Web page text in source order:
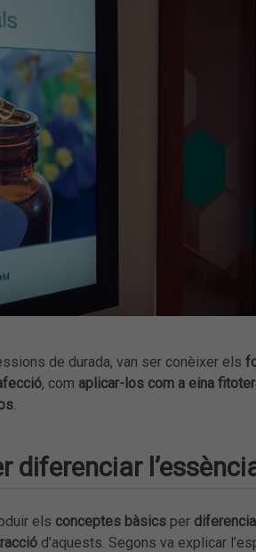
de durada, van ser conèixer els
, com aplicar-los com a eina
.
diferenciar
els conceptes bàsicsper
d’aquests. Segons va explicar